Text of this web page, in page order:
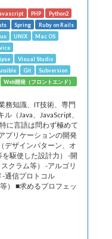
PHP
Python2
Spring
Ruby on Rails
UNIX
Mac OS
Visual Studio
Git
Subversion
Web開発（フロントエンド）
務知識、IT技術、専門
（Java、JavaScript、
に言語は問わず極めて
プリケーションの開発
デザインパターン、オ
駆使した設計力） -開
クラム等） -アルゴリ
-通信プロトコル
） ■求めるプロフェッ